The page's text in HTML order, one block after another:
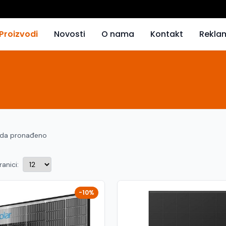
Novosti O nama Kontakt
pronađeno
-10%